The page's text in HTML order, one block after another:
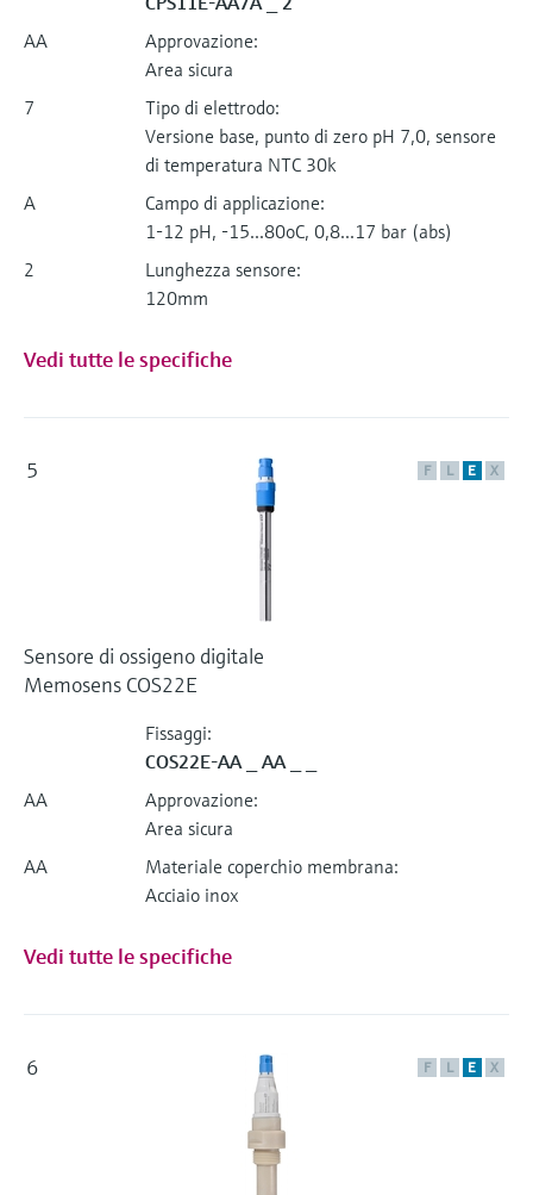
Approvazione:
AA
Area sicura
Tipo di elettrodo:
7
Versione base, punto di zero pH 7,0, sensore
di temperatura NTC 30k
Campo di applicazione:
A
1-12 pH, -15...80oC, 0,8...17 bar (abs)
Lunghezza sensore:
2
120mm
Vedi tutte le specifiche
5 F L E X
Sensore di ossigeno digitale
Memosens COS22E
Fissaggi:
COS22E-AA _ AA _ _
Approvazione:
AA
Area sicura
Materiale coperchio membrana:
AA
Acciaio inox
Vedi tutte le specifiche
6 F L E X